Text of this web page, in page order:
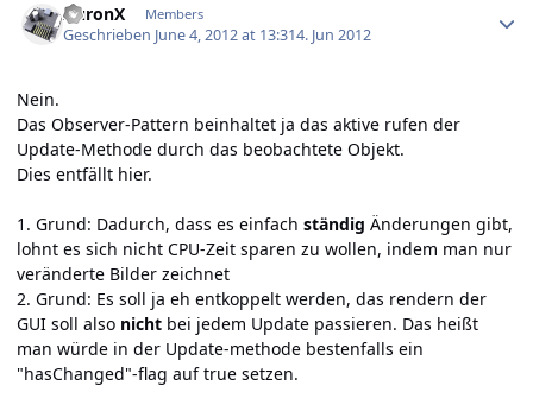
AuronX Members
Geschrieben June 4, 2012 at 13:314. Jun 2012
Nein.
Das Observer-Pattern beinhaltet ja das aktive rufen der
Update-Methode durch das beobachtete Objekt.
Dies entfällt hier.
1. Grund: Dadurch, dass es einfach ständig Änderungen gibt,
lohnt es sich nicht CPU-Zeit sparen zu wollen, indem man nur
veränderte Bilder zeichnet
2. Grund: Es soll ja eh entkoppelt werden, das rendern der
GUI soll also nicht bei jedem Update passieren. Das heißt
man würde in der Update-methode bestenfalls ein
"hasChanged"-flag auf true setzen.